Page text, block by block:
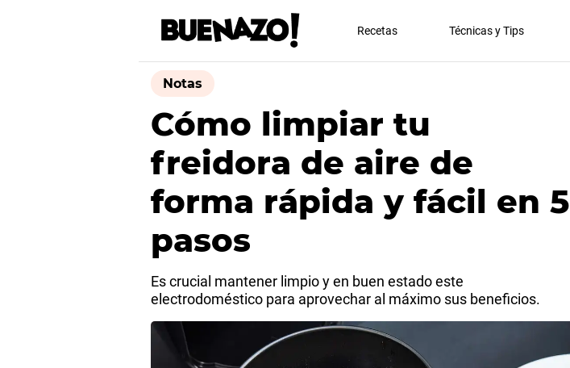
Recetas Técnicas y Tips
Notas
Cómo limpiar tu
freidora de aire de
forma rápida y fácil en 5
pasos
Es crucial mantener limpio y en buen estado este
electrodoméstico para aprovechar al máximo sus beneficios.